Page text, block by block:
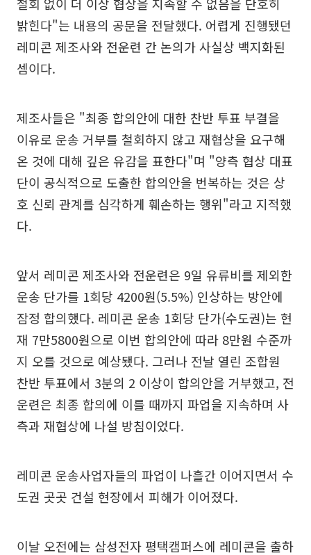
철회 없이 더 이상 협상을 지속할 수 없음을 단호히
밝힌다"는 내용의 공문을 전달했다. 어렵게 진행됐던
레미콘 제조사와 전운련 간 논의가 사실상 백지화된
셈이다.
제조사들은 "최종 합의안에 대한 찬반 투표 부결을
이유로 운송 거부를 철회하지 않고 재협상을 요구해
온 것에 대해 깊은 유감을 표한다"며 "양측 협상 대표
단이 공식적으로 도출한 합의안을 번복하는 것은 상
호 신뢰 관계를 심각하게 훼손하는 행위"라고 지적했
다.
앞서 레미콘 제조사와 전운련은 9일 유류비를 제외한
운송 단가를 1회당 4200원(5.5%) 인상하는 방안에
잠정 합의했다. 레미콘 운송 1회당 단가(수도권)는 현
재 7만5800원으로 이번 합의안에 따라 8만원 수준까
지 오를 것으로 예상됐다. 그러나 전날 열린 조합원
찬반 투표에서 3분의 2 이상이 합의안을 거부했고, 전
운련은 최종 합의에 이를 때까지 파업을 지속하며 사
측과 재협상에 나설 방침이었다.
레미콘 운송사업자들의 파업이 나흘간 이어지면서 수
도권 곳곳 건설 현장에서 피해가 이어졌다.
이날 오전에는 삼성전자 평택캠퍼스에 레미콘을 출하